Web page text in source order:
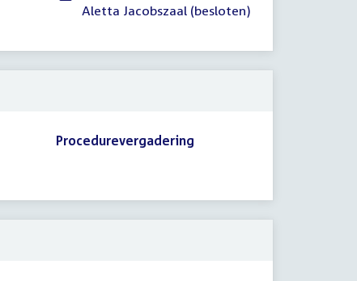
Aletta Jacobszaal (besloten)
Procedurevergadering